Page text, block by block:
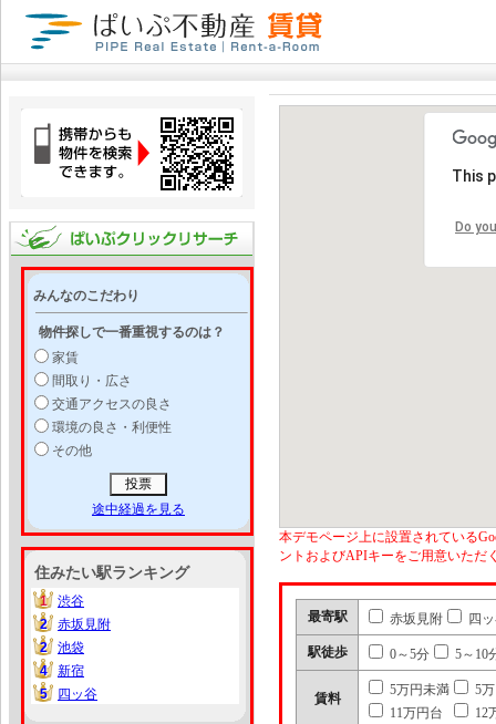
みんなのこだわり
物件探しで一番重視するのは？
家賃
間取り・広さ
交通アクセスの良さ
環境の良さ・利便性
その他
途中経過を見る
住みたい駅ランキング
1
1
渋谷
2
2
赤坂見附
2
2
池袋
4
4
新宿
5
5 四ッ谷
This
Do
本デモページ上に設置されている
ントおよびAPIキーをご用意いただ
最寄駅 赤坂見附 四
駅徒歩 0～5分 5～10
賃料
5万円未満
5
11万円台
12